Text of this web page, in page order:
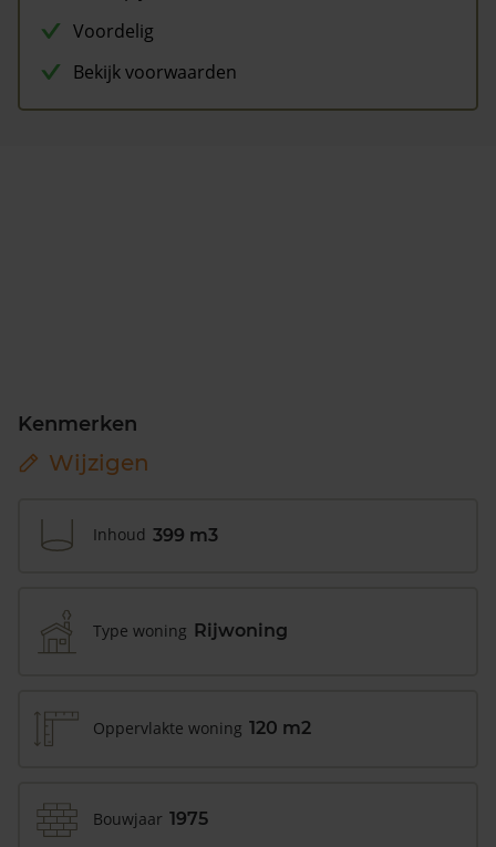
Voordelig
Bekijk voorwaarden
Kenmerken
Wijzigen
Inhoud 399 m3
Type woning Rijwoning
Oppervlakte woning 120 m2
Bouwjaar 1975